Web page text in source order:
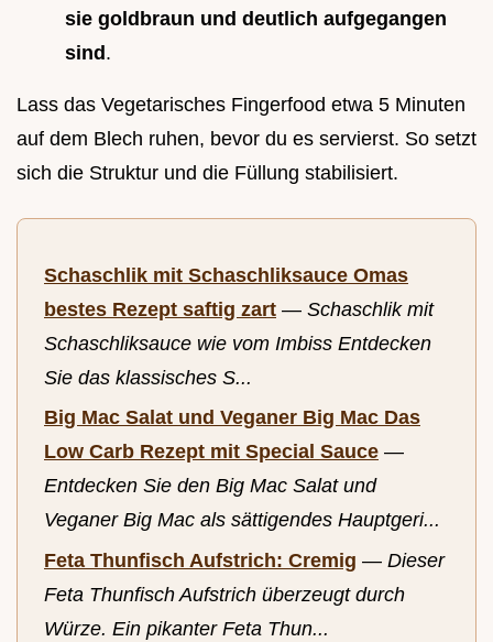
sie goldbraun und deutlich aufgegangen
sind.
Lass das Vegetarisches Fingerfood etwa 5 Minuten
auf dem Blech ruhen, bevor du es servierst. So setzt
sich die Struktur und die Füllung stabilisiert.
Schaschlik mit Schaschliksauce Omas
bestes Rezept saftig zart — Schaschlik mit
Schaschliksauce wie vom Imbiss Entdecken
Sie das klassisches S...
Big Mac Salat und Veganer Big Mac Das
Low Carb Rezept mit Special Sauce —
Entdecken Sie den Big Mac Salat und
Veganer Big Mac als sättigendes Hauptgeri...
Feta Thunfisch Aufstrich: Cremig — Dieser
Feta Thunfisch Aufstrich überzeugt durch
Würze. Ein pikanter Feta Thun...